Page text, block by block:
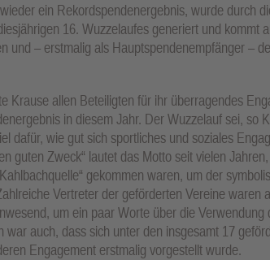
ein Rekordspendenergebnis, wurde durch
16. Wuzzelaufes generiert und kommt
und – erstmalig als Hauptspendenempfänger –
Krause allen Beteiligten für ihr überragendes
in diesem Jahr. Der Wuzzelauf sei, so
dafür, wie gut sich sportliches und soziales
guten Zweck“ lautet das Motto seit vielen
gekommen waren, um der
Vertreter der geförderten Vereine waren
um ein paar Worte über die
war auch, dass sich unter den insgesamt 17
Engagement erstmalig vorgestellt wurde.